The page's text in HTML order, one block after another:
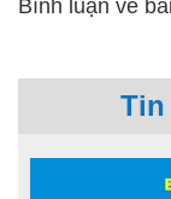
Bình luận về
Tin